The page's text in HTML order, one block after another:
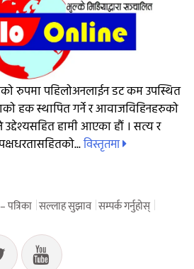
रुपमा पहिलोअनलाईन डट कम उपस्थित
हक स्थापित गर्ने र आवाजविहिनहरुको
हामी आएका हौं । सत्य र
विस्तृतमा
पत्रिका सल्लाह सुझाव सम्पर्क गर्नुहोस्